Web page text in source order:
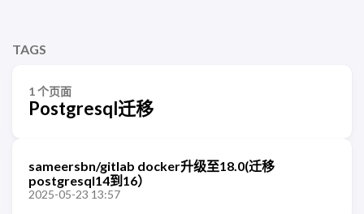
TAGS
1 个页面
Postgresql迁移
sameersbn/gitlab docker升级至18.0(迁移
postgresql14到16）
2025-05-23 13:57